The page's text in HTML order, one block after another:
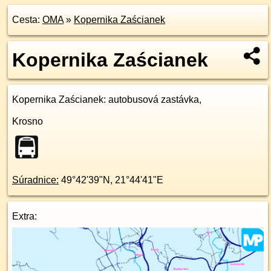
Cesta: OMA» Kopernika Zaścianek
Kopernika Zaścianek
Kopernika Zaścianek: autobusová zastávka,
Krosno
Súradnice: 49°42'39"N , 21°44'41"E
Extra: